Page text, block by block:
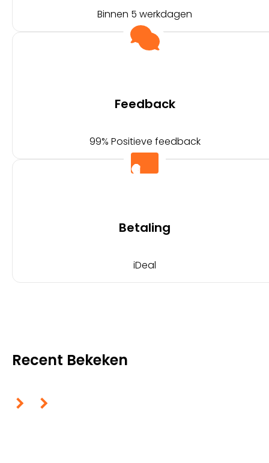
Binnen 5 werkdagen
Feedback
99% Positieve feedback
Betaling
iDeal
Recent Bekeken